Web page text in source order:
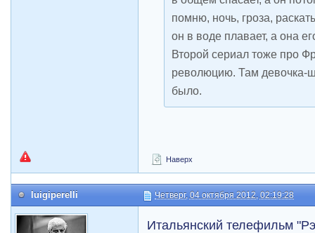
помню, ночь, гроза,
он в воде плавает, а она
Второй сериал тоже про
революцию. Там девочка-
было.
Наверх
luigiperelli Четверг, 04 октября 2012, 02:19:28
Итальянский телефильм